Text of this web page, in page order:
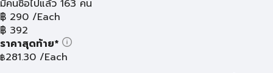
มีคนซื้อไปแล้ว 163 คน
฿ 290 /Each
฿ 392
ราคาสุดท้าย*
฿281.30 /Each